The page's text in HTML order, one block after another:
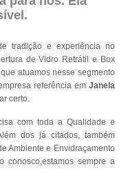
tradição e experiência no
de Vidro Retrátil e Box
atuamos nesse segmento
referência em Janela
certo.
com toda a Qualidade e
dos já citados, também
Ambiente e Envidraçamento
conosco,estamos sempre a